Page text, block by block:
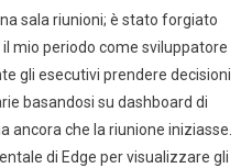
sala riunioni; è stato forgiato
mio periodo come sviluppatore
gli esecutivi prendere decisioni
basandosi su dashboard di
ancora che la riunione iniziasse.
di Edge per visualizzare gli